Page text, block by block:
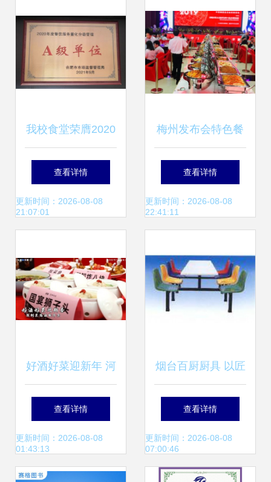
我校食堂荣膺2020
年度餐饮服务食品
安全A级单位
查看详情
更新时间：2026-08-08
21:07:01
梅州发布会特色餐
饮服务 火锅宴私宴
承包引领商务宴请
查看详情
更新时间：2026-08-08
22:41:11
好酒好菜迎新年 河
南发布21款“好
酒”及44道“预制好
菜”餐饮服务
查看详情
更新时间：2026-08-08
01:43:13
烟台百厨厨具 以匠
心厨具赋能餐饮服
务新高度
查看详情
更新时间：2026-08-08
07:00:46